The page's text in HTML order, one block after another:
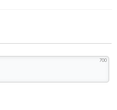
700